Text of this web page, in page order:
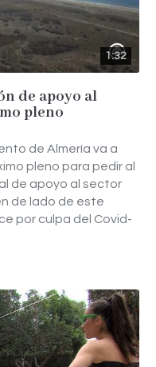
1:32
de apoyo al
pleno
de Almería va a
pleno para pedir al
de apoyo al sector
de lado de este
por culpa del Covid-